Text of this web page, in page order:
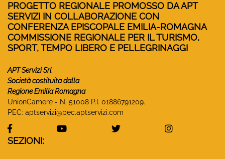
PROGETTO REGIONALE PROMOSSO DA APT
SERVIZI IN COLLABORAZIONE CON
CONFERENZA EPISCOPALE EMILIA-ROMAGNA
COMMISSIONE REGIONALE PER IL TURISMO,
SPORT, TEMPO LIBERO E PELLEGRINAGGI
APT Servizi Srl
Società costituita dalla
Regione Emilia Romagna
UnionCamere - N. 51008 P.I. 01886791209.
PEC: aptservizi@pec.aptservizi.com
visita la pagina Facebook di Monasteri Emilia-
visita la pagina YouTube di
visita la pagina Twitter
visita la
SEZIONI: